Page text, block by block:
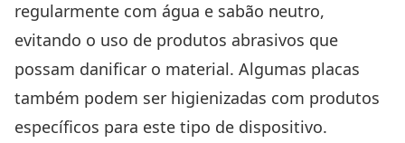
regularmente com água e sabão neutro,
evitando o uso de produtos abrasivos que
possam danificar o material. Algumas placas
também podem ser higienizadas com produtos
específicos para este tipo de dispositivo.